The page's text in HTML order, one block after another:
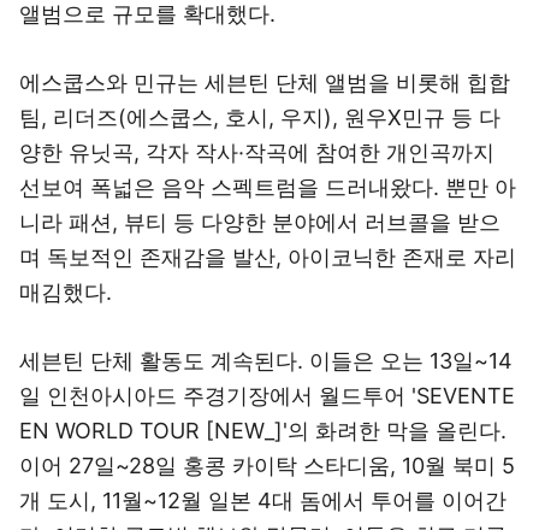
앨범으로 규모를 확대했다.
에스쿱스와 민규는 세븐틴 단체 앨범을 비롯해 힙합
팀, 리더즈(에스쿱스, 호시, 우지), 원우X민규 등 다
양한 유닛곡, 각자 작사·작곡에 참여한 개인곡까지
선보여 폭넓은 음악 스펙트럼을 드러내왔다. 뿐만 아
니라 패션, 뷰티 등 다양한 분야에서 러브콜을 받으
며 독보적인 존재감을 발산, 아이코닉한 존재로 자리
매김했다.
세븐틴 단체 활동도 계속된다. 이들은 오는 13일~14
일 인천아시아드 주경기장에서 월드투어 'SEVENTE
EN WORLD TOUR [NEW_]'의 화려한 막을 올린다.
이어 27일~28일 홍콩 카이탁 스타디움, 10월 북미 5
개 도시, 11월~12월 일본 4대 돔에서 투어를 이어간